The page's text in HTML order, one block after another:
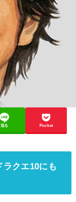
送る Pocket
クエ10にも